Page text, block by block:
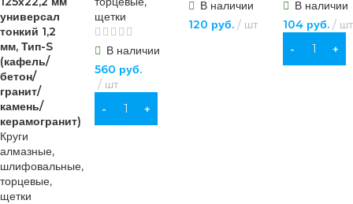
универсал
тонкий 1,2
мм, Тип-S
(кафель/
бетон/
гранит/
камень/
керамогранит)
Круги
алмазные,
шлифовальные,
торцевые,
щетки
щетки
В наличии
560 руб.
шт
В КОРЗИНУ
В наличии
120 руб. шт
В наличии
104руб. шт
В КОРЗИНУ